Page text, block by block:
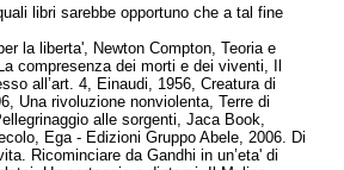
libri sarebbe opportuno che a tal fine
la liberta', Newton Compton, Teoria e
compresenza dei morti e dei viventi, Il
all’art. 4, Einaudi, 1956, Creatura di
Una rivoluzione nonviolenta, Terre di
alle sorgenti, Jaca Book,
Ega - Edizioni Gruppo Abele, 2006. Di
Ricominciare da Gandhi in un’eta' di